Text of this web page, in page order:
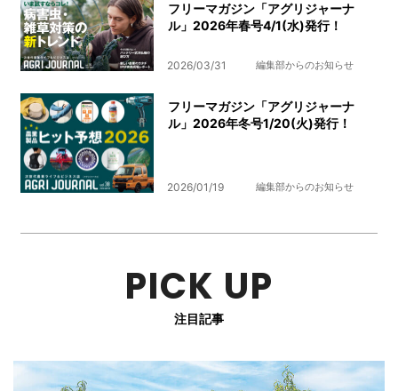
フリーマガジン「アグリジャーナ
ル」2026年春号4/1(水)発行！
2026/03/31 編集部からのお知らせ
フリーマガジン「アグリジャーナ
ル」2026年冬号1/20(火)発行！
2026/01/19 編集部からのお知らせ
PICK UP
注目記事